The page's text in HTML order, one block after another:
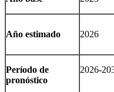
Año estimado 2026
Período de
pronóstico
2026-